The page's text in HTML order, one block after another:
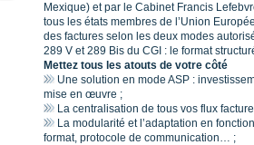
Mexique) et par le Cabinet Francis
tous les états membres de l’Union
des factures selon les deux modes
289 V et 289 Bis du CGI : le format
Mettez tous les atouts de votre côté
Une solution en mode ASP :
mise en œuvre ;
La centralisation de tous vos flux
La modularité et l’adaptation en
format, protocole de communication… ;